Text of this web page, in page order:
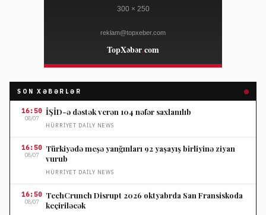
SON XƏBƏRLƏR
16:50
08/07
İŞİD-ə dəstək verən 104 nəfər saxlanılıb
HÜRRIYET DAILY NEWS
16:50
08/07
Türkiyədə meşə yanğınları 92 yaşayış birliyinə ziyan
vurub
HÜRRIYET DAILY NEWS
16:50
08/07
TechCrunch Disrupt 2026 oktyabrda San Fransiskoda
keçiriləcək